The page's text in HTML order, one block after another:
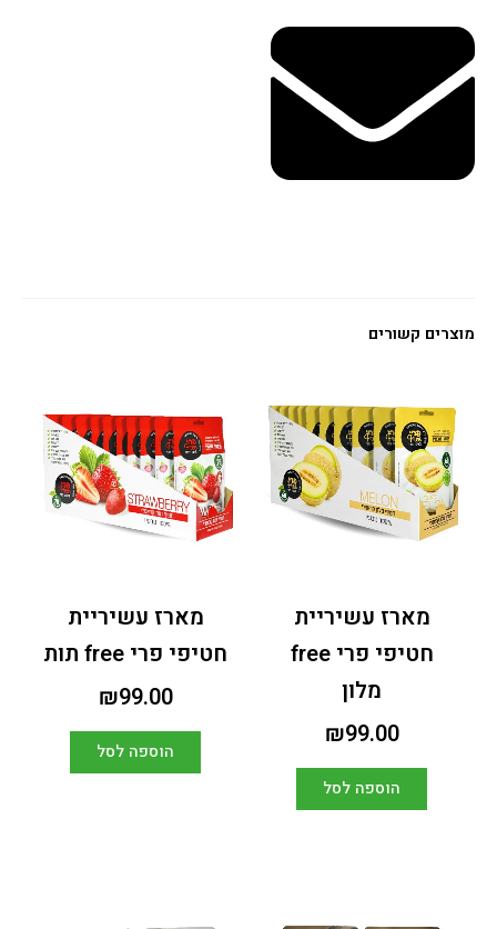
מוצרים קשורים
מארז עשיריית
חטיפי פרי free
מלון
₪99.00
הוספה לסל
מארז עשיריית
חטיפי פרי free תות
₪99.00
הוספה לסל